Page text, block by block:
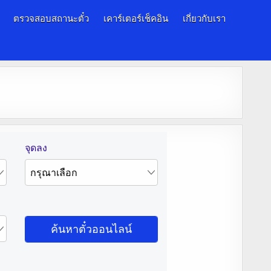
ตรวจสอบสถานะตั๋ว เคาร์เตอร์เช็คอิน เกี่ยวกับเรา